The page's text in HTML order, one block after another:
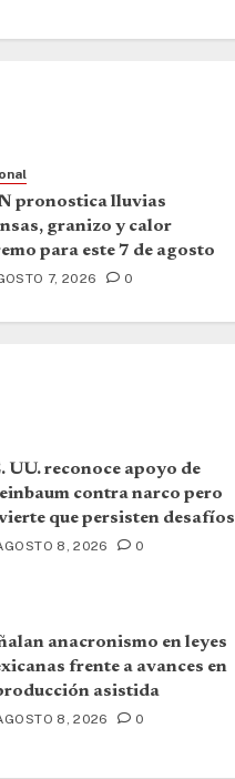
pronostica lluvias
granizo y calor
para este 7 de agosto
7, 2026 0
UU. reconoce apoyo de
contra narco pero
que persisten desafíos
8, 2026 0
anacronismo en leyes
frente a avances en
asistida
8, 2026 0